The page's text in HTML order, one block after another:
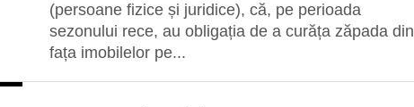
(persoane fizice și juridice), că, pe perioada
sezonului rece, au obligația de a curăța zăpada din
fața imobilelor pe...